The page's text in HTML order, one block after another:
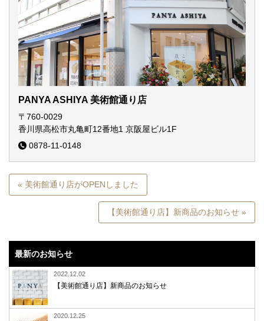
PANYA ASHIYA 美術館通り店
〒760-0029
香川県高松市丸亀町12番地1 京阪屋ビル1F
0878-11-0148
« 美術館通り店がOPENしました
【美術館通り店】新商品のお知らせ »
最新のお知らせ
2022.12.02
【美術館通り店】新商品のお知らせ
2020.12.25